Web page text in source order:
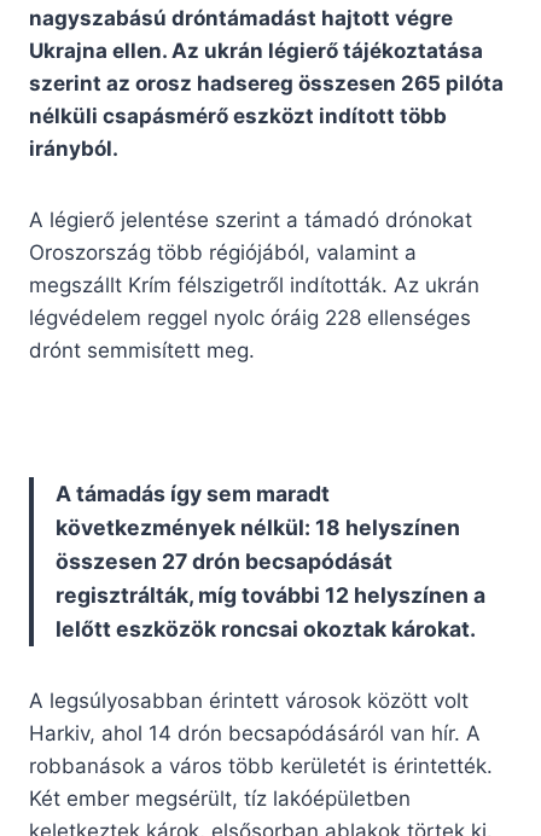
nagyszabású dróntámadást hajtott végre
Ukrajna ellen. Az ukrán légierő tájékoztatása
szerint az orosz hadsereg összesen 265 pilóta
nélküli csapásmérő eszközt indított több
irányból.
A légierő jelentése szerint a támadó drónokat
Oroszország több régiójából, valamint a
megszállt Krím félszigetről indították. Az ukrán
légvédelem reggel nyolc óráig 228 ellenséges
drónt semmisített meg.
A támadás így sem maradt
következmények nélkül: 18 helyszínen
összesen 27 drón becsapódását
regisztrálták, míg további 12 helyszínen a
lelőtt eszközök roncsai okoztak károkat.
A legsúlyosabban érintett városok között volt
Harkiv, ahol 14 drón becsapódásáról van hír. A
robbanások a város több kerületét is érintették.
Két ember megsérült, tíz lakóépületben